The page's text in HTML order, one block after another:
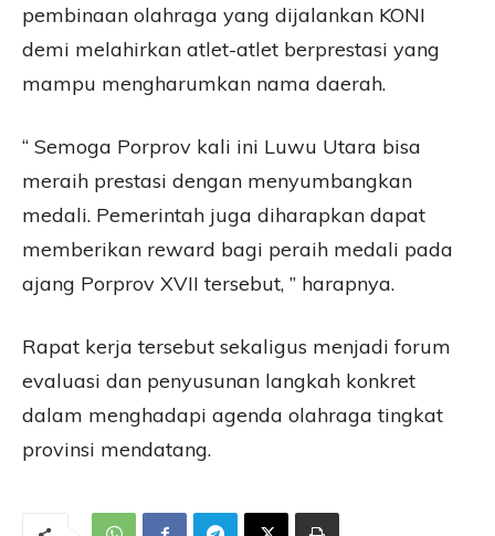
pembinaan olahraga yang dijalankan KONI
demi melahirkan atlet-atlet berprestasi yang
mampu mengharumkan nama daerah.
“ Semoga Porprov kali ini Luwu Utara bisa
meraih prestasi dengan menyumbangkan
medali. Pemerintah juga diharapkan dapat
memberikan reward bagi peraih medali pada
ajang Porprov XVII tersebut, ” harapnya.
Rapat kerja tersebut sekaligus menjadi forum
evaluasi dan penyusunan langkah konkret
dalam menghadapi agenda olahraga tingkat
provinsi mendatang.